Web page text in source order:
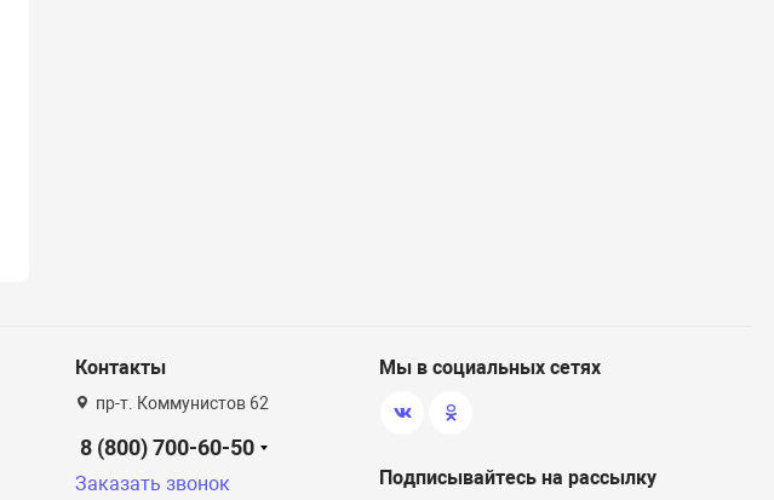
Контакты
пр-т. Коммунистов 62
8 (800) 700-60-50
Заказать звонок
Мы в социальных сетях
Подписывайтесь на рассылку